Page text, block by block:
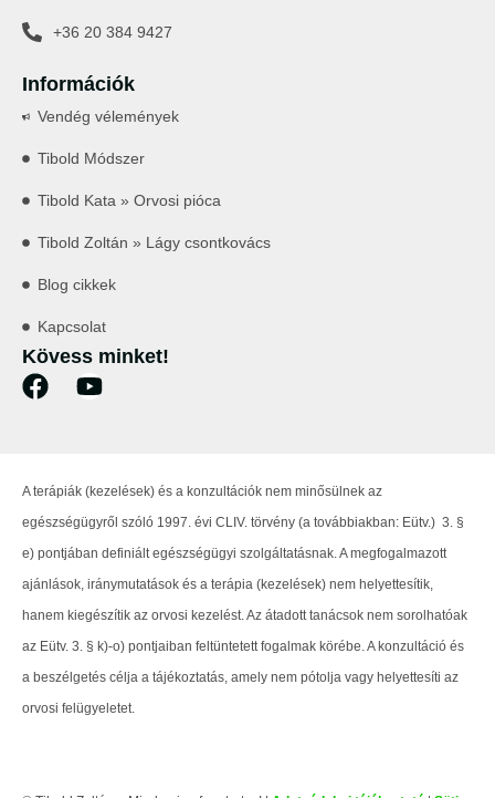
+36 20 384 9427
Információk
Vendég vélemények
Tibold Módszer
Tibold Kata » Orvosi pióca
Tibold Zoltán » Lágy csontkovács
Blog cikkek
Kapcsolat
Kövess minket!
A terápiák (kezelések) és a konzultációk nem minősülnek az
egészségügyről szóló 1997. évi CLIV. törvény (a továbbiakban: Eütv.) 3. §
e) pontjában definiált egészségügyi szolgáltatásnak. A megfogalmazott
ajánlások, iránymutatások és a terápia (kezelések) nem helyettesítik,
hanem kiegészítik az orvosi kezelést. Az átadott tanácsok nem sorolhatóak
az Eütv. 3. § k)-o) pontjaiban feltüntetett fogalmak körébe. A konzultáció és
a beszélgetés célja a tájékoztatás, amely nem pótolja vagy helyettesíti az
orvosi felügyeletet.